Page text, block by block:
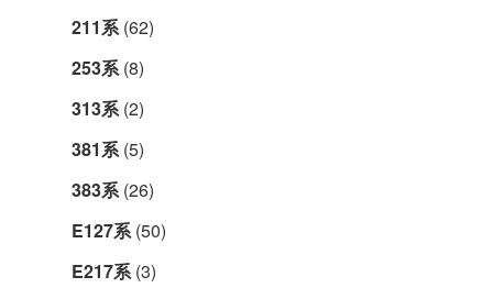
211系 (62)
253系 (8)
313系 (2)
381系 (5)
383系 (26)
E127系 (50)
E217系 (3)